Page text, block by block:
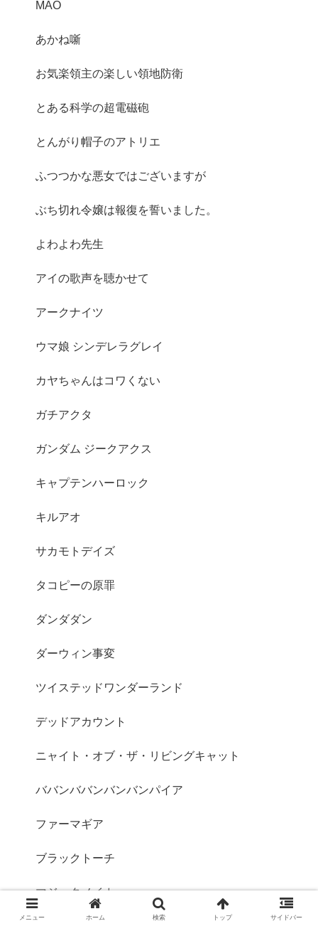
MAO
あかね噺
お気楽領主の楽しい領地防衛
とある科学の超電磁砲
とんがり帽子のアトリエ
ふつつかな悪女ではございますが
ぶち切れ令嬢は報復を誓いました。
よわよわ先生
アイの歌声を聴かせて
アークナイツ
ウマ娘 シンデレラグレイ
カヤちゃんはコワくない
ガチアクタ
ガンダム ジークアクス
キャプテンハーロック
キルアオ
サカモトデイズ
タコピーの原罪
ダンダダン
ダーウィン事変
ツイステッドワンダーランド
デッドアカウント
ニャイト・オブ・ザ・リビングキャット
ババンババンバンバンパイア
ファーマギア
ブラックトーチ
マジックメイカー
メニュー ホーム 検索 トップ サイドバー